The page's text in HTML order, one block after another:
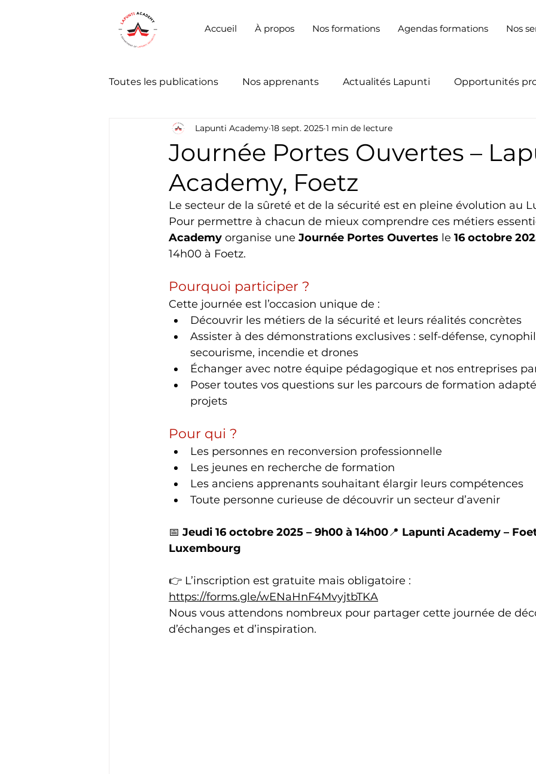
Accueil À propos Nos formations Agendas formations Nos
Toutes les publications Nos apprenants Actualités Lapunti Opportunités
Journée Portes Ouvertes –
Academy, Foetz
Lapunti Academy 18 sept. 2025 1 min de lecture
Le secteur de la sûreté et de la sécurité est en pleine évolution au
Pour permettre à chacun de mieux comprendre ces métiers
Academy organise une Journée Portes Ouvertes le 16 octobre
14h00 à Foetz.
Pourquoi participer ?
Cette journée est l’occasion unique de :
Découvrir les métiers de la sécurité et leurs réalités concrètes
Assister à des démonstrations exclusives : self-défense,
secourisme, incendie et drones
Échanger avec notre équipe pédagogique et nos entreprises
Poser toutes vos questions sur les parcours de formation
projets
Pour qui ?
Les personnes en reconversion professionnelle
Les jeunes en recherche de formation
Les anciens apprenants souhaitant élargir leurs compétences
Toute personne curieuse de découvrir un secteur d’avenir
📅 Jeudi 16 octobre 2025 – 9h00 à 14h00📍 Lapunti Academy –
Luxembourg
👉 L’inscription est gratuite mais obligatoire :
https://forms.gle/wENaHnF4MvyjtbTKA
Nous vous attendons nombreux pour partager cette journée de
d’échanges et d’inspiration.